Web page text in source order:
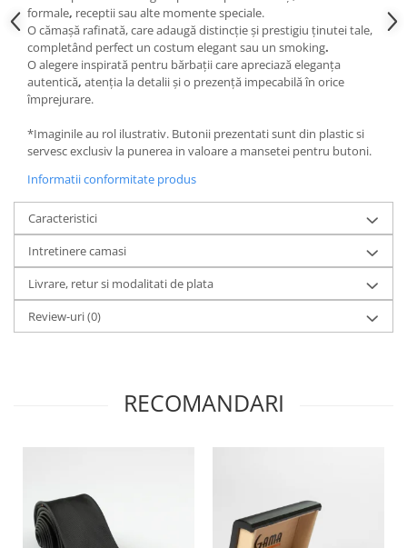
formale, receptiisau alte momente speciale.
O cămașă rafinată, care adaugădistincțieși prestigiu ținutei tale,
completând perfect un costum elegantsau un smoking.
O alegere inspirată pentru bărbații care apreciazăeleganța
autentică, atenția la detaliiși o prezență impecabilăîn orice
împrejurare.
*Imaginile au rol ilustrativ. Butonii prezentati sunt din plastic si
servesc exclusiv la punerea in valoare a mansetei pentru butoni.
Informatii conformitate produs
Caracteristici
Intretinere camasi
Livrare, retur si modalitati de plata
Review-uri(0)
RECOMANDARI